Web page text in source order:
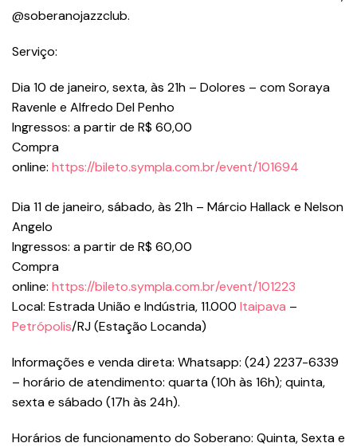
@soberanojazzclub.
Serviço:
Dia 10 de janeiro, sexta, às 21h – Dolores – com Soraya
Ravenle e Alfredo Del Penho
Ingressos: a partir de R$ 60,00
Compra
online: https://bileto.sympla.com.br/event/101694
Dia 11 de janeiro, sábado, às 21h – Márcio Hallack e Nelson
Angelo
Ingressos: a partir de R$ 60,00
Compra
online: https://bileto.sympla.com.br/event/101223
Local: Estrada União e Indústria, 11.000 Itaipava –
Petrópolis/RJ (Estação Locanda)
Informações e venda direta: Whatsapp: (24) 2237-6339
– horário de atendimento: quarta (10h às 16h); quinta,
sexta e sábado (17h às 24h).
Horários de funcionamento do Soberano: Quinta, Sexta e